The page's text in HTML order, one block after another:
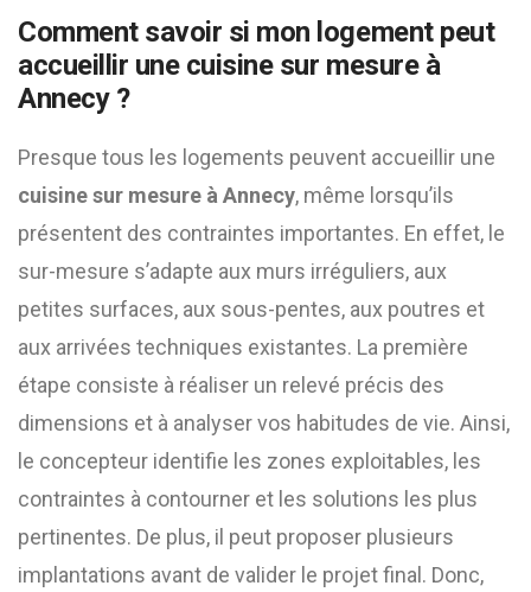
Comment savoir si mon logement peut
accueillir une cuisine sur mesure à
Annecy ?
Presque tous les logements peuvent accueillir une
cuisine sur mesure à Annecy, même lorsqu’ils
présentent des contraintes importantes. En effet, le
sur-mesure s’adapte aux murs irréguliers, aux
petites surfaces, aux sous-pentes, aux poutres et
aux arrivées techniques existantes. La première
étape consiste à réaliser un relevé précis des
dimensions et à analyser vos habitudes de vie. Ainsi,
le concepteur identifie les zones exploitables, les
contraintes à contourner et les solutions les plus
pertinentes. De plus, il peut proposer plusieurs
implantations avant de valider le projet final. Donc,